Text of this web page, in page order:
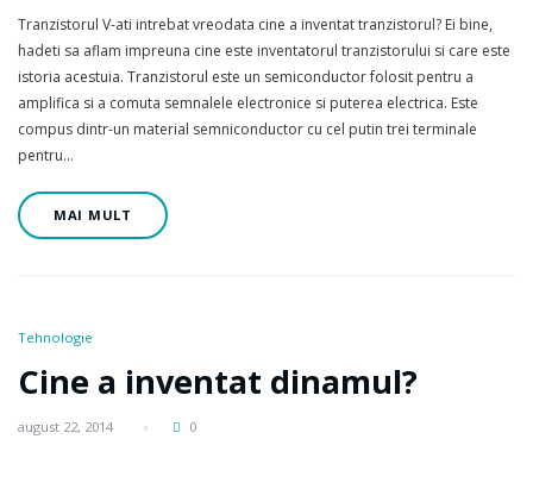
Tranzistorul V-ati intrebat vreodata cine a inventat tranzistorul? Ei bine,
hadeti sa aflam impreuna cine este inventatorul tranzistorului si care este
istoria acestuia. Tranzistorul este un semiconductor folosit pentru a
amplifica si a comuta semnalele electronice si puterea electrica. Este
compus dintr-un material semniconductor cu cel putin trei terminale
pentru…
MAI MULT
Tehnologie
Cine a inventat dinamul?
august 22, 2014 0